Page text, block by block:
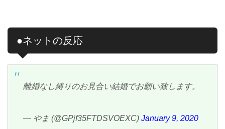
●ネットの反応
離婚なし縛りのお見合い結婚でお願い致します。
— やま (@GPjf35FTDSVOEXC) January 9, 2020